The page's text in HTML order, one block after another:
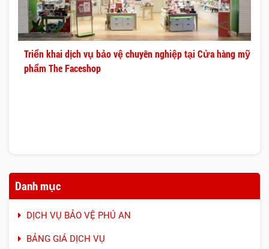
Triển khai dịch vụ bảo vệ chuyên nghiệp tại Cửa hàng mỹ
phẩm The Faceshop
Danh mục
DỊCH VỤ BẢO VỆ PHÚ AN
BẢNG GIÁ DỊCH VỤ